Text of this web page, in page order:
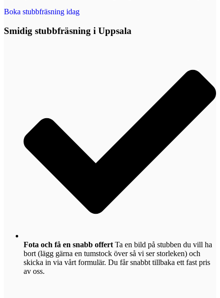
Boka stubbfräsning idag
Smidig stubbfräsning i Uppsala
Fota och få en snabb offertTa en bild på stubben du vill ha
bort (lägg gärna en tumstock över så vi ser storleken) och
skicka in via vårt formulär. Du får snabbt tillbaka ett fast pris
av oss.